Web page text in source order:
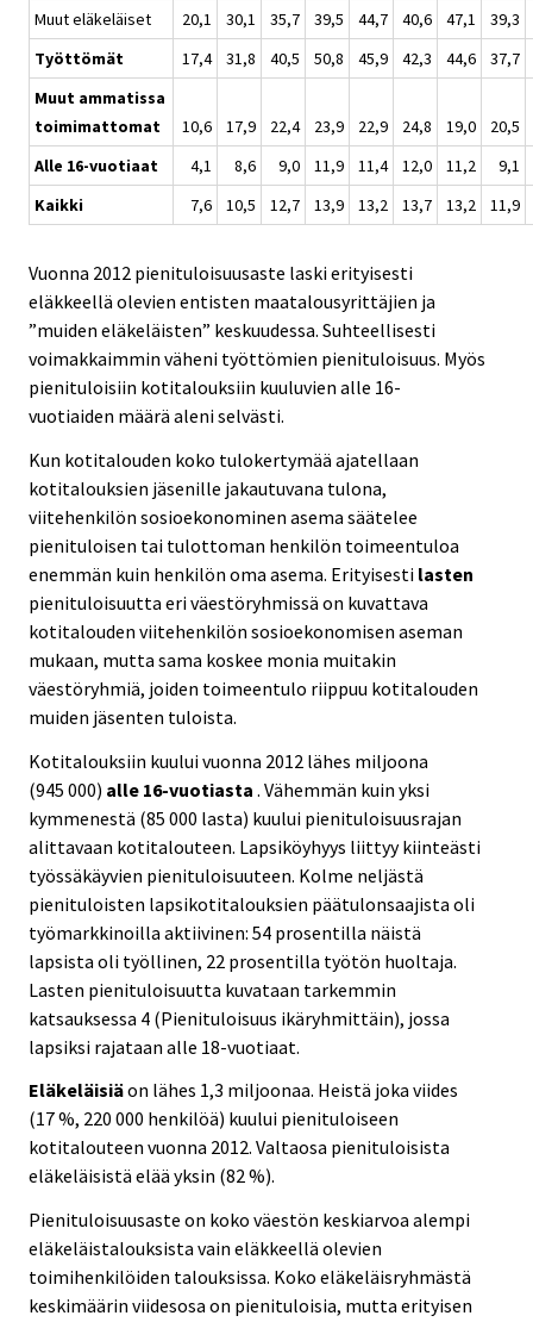
Muut eläkeläiset
20,1 30,1 35,7 39,5 44,7 40,6 47,1
39,3
Työttömät
17,4 31,8 40,5 50,8 45,9 42,3 44,6
37,7
Muut ammatissa
toimimattomat
10,6 17,9 22,4 23,9 22,9 24,8 19,0
20,5
Alle 16-vuotiaat
4,1 8,6 9,0 11,9 11,4 12,0 11,2
9,1
Kaikki
7,6 10,5 12,7 13,9 13,2 13,7 13,2 11,9
Vuonna 2012 pienituloisuusaste laski erityisesti
eläkkeellä olevien entisten maatalousyrittäjien ja
”muiden eläkeläisten” keskuudessa. Suhteellisesti
voimakkaimmin väheni työttömien pienituloisuus. Myös
pienituloisiin kotitalouksiin kuuluvien alle 16-
vuotiaiden määrä aleni selvästi.
Kun kotitalouden koko tulokertymää ajatellaan
kotitalouksien jäsenille jakautuvana tulona,
viitehenkilön sosioekonominen asema säätelee
pienituloisen tai tulottoman henkilön toimeentuloa
enemmän kuin henkilön oma asema. Erityisesti lasten
pienituloisuutta eri väestöryhmissä on kuvattava
kotitalouden viitehenkilön sosioekonomisen aseman
mukaan, mutta sama koskee monia muitakin
väestöryhmiä, joiden toimeentulo riippuu kotitalouden
muiden jäsenten tuloista.
Kotitalouksiin kuului vuonna 2012 lähes miljoona
(945 000) alle 16-vuotiasta . Vähemmän kuin yksi
kymmenestä (85 000 lasta) kuului pienituloisuusrajan
alittavaan kotitalouteen. Lapsiköyhyys liittyy kiinteästi
työssäkäyvien pienituloisuuteen. Kolme neljästä
pienituloisten lapsikotitalouksien päätulonsaajista oli
työmarkkinoilla aktiivinen: 54 prosentilla näistä
lapsista oli työllinen, 22 prosentilla työtön huoltaja.
Lasten pienituloisuutta kuvataan tarkemmin
katsauksessa 4 (Pienituloisuus ikäryhmittäin), jossa
lapsiksi rajataan alle 18-vuotiaat.
Eläkeläisiäon lähes 1,3 miljoonaa. Heistä joka viides
(17 %, 220 000 henkilöä) kuului pienituloiseen
kotitalouteen vuonna 2012. Valtaosa pienituloisista
eläkeläisistä elää yksin (82 %).
Pienituloisuusaste on koko väestön keskiarvoa alempi
eläkeläistalouksista vain eläkkeellä olevien
toimihenkilöiden talouksissa. Koko eläkeläisryhmästä
keskimäärin viidesosa on pienituloisia, mutta erityisen